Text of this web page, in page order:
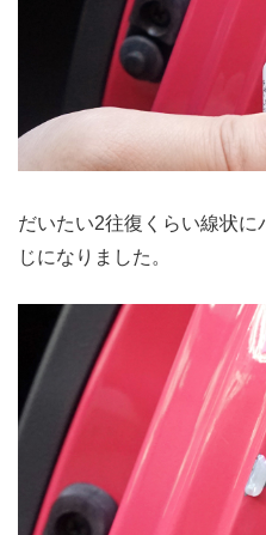
だいたい2往復くらい線状
じになりました。